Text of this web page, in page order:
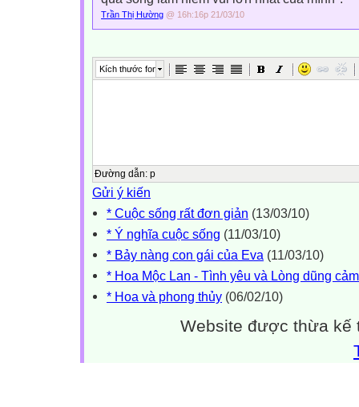
Trần Thị Hường @ 16h:16p 21/03/10
Kích thước font
Đường dẫn: p
Gửi ý kiến
* Cuộc sống rất đơn giản (13/03/10)
* Ý nghĩa cuộc sống (11/03/10)
* Bảy nàng con gái của Eva (11/03/10)
* Hoa Mộc Lan - Tình yêu và Lòng dũng cảm
* Hoa và phong thủy (06/02/10)
Website được thừa